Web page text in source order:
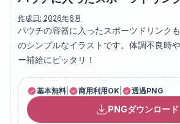
作成日: 2026年6月
パウチの容器に入ったスポーツドリンク
のシンプルなイラストです。体調不良時
ー補給にピッタリ！
基本無料 商用利用OK 透過PNG
PNGダウンロード